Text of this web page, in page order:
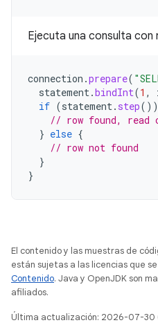
Ejecuta una consulta
connection .prepare(
statement.bindInt(1 ,
if (statement. step())
// row found, read
} else {
// row not found
}
}
El contenido y las muestras de
están sujetas a las licencias que
Contenido. Java y OpenJDK son
afiliados.
Última actualización: 2026-07-30